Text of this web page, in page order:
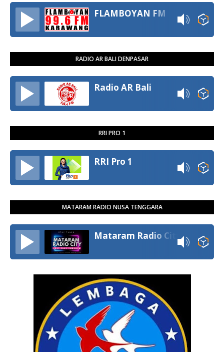
FLAMBOYAN FM
RADIO AR BALI DENPASAR
Radio AR Bali
RRI PRO 1
RRI Pro 1
MATARAM RADIO NUSA TENGGARA
Mataram Radio City